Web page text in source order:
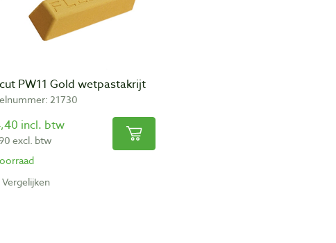
PW11 Gold wetpastakrijt
21730
incl. btw
excl. btw
Vergelijken